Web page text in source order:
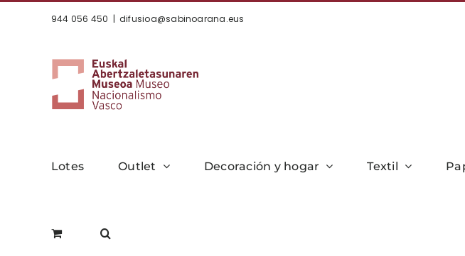
944 056 450 | difusioa@sabinoarana.eus
Lotes Outlet Decoración y hogar Textil